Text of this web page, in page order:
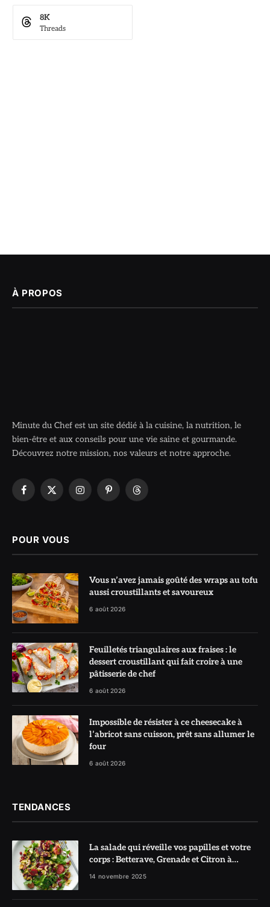
Threads
8K
À PROPOS
Minute du Chef est un site dédié à la cuisine, la nutrition, le
bien-être et aux conseils pour une vie saine et gourmande.
Découvrez notre mission, nos valeurs et notre approche.
Facebook
X
InstagramPinterestThreads
POUR VOUS
Vous n’avez jamais goûté des wraps au tofu
aussi croustillants et savoureux
6 août 2026
Feuilletés triangulaires aux fraises : le
dessert croustillant qui fait croire à une
pâtisserie de chef
6 août 2026
Impossible de résister à ce cheesecake à
l’abricot sans cuisson, prêt sans allumer le
four
6 août 2026
TENDANCES
La salade qui réveille vos papilles et votre
corps : Betterave, Grenade et Citron à
l’honneur
14 novembre 2025